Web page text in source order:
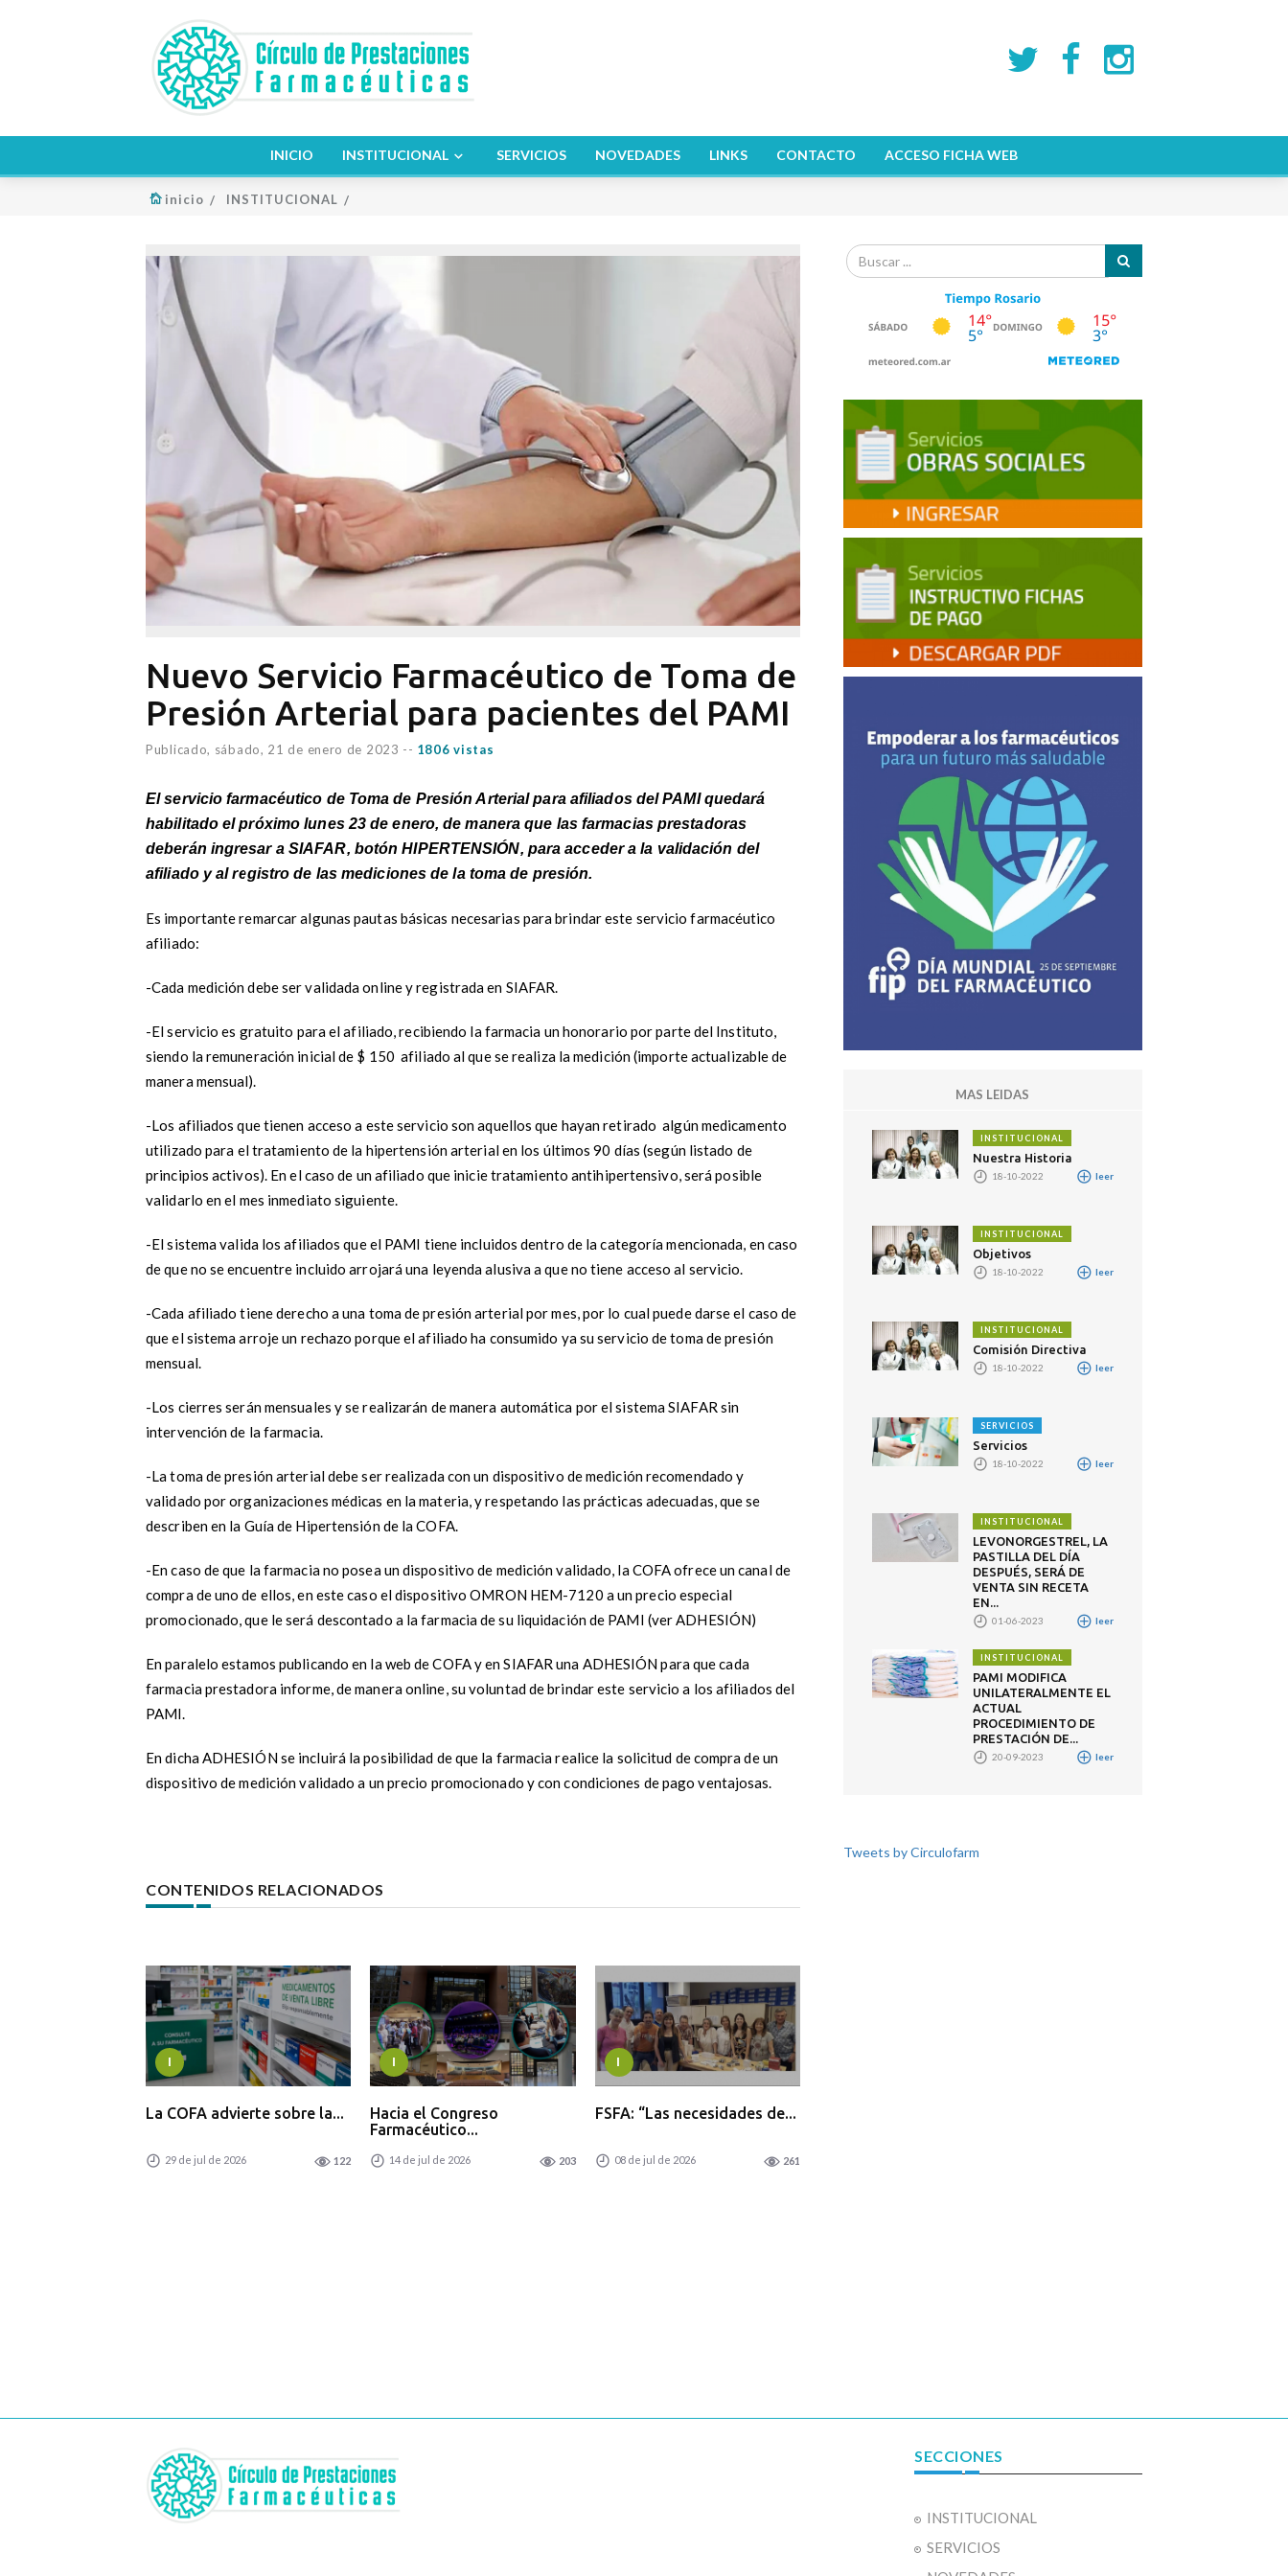
INICIO INSTITUCIONAL SERVICIOS NOVEDADES LINKS CONTACTO ACCESO FICHA WEB
inicio INSTITUCIONAL
Nuevo Servicio Farmacéutico de Toma de
Presión Arterial para pacientes del PAMI
Publicado, sábado, 21 de enero de 2023 -- 1806 vistas
El servicio farmacéutico de Toma de Presión Arterial para afiliados del PAMI quedará
habilitado el próximo lunes 23 de enero, de manera que las farmacias prestadoras
deberán ingresar a SIAFAR, botón HIPERTENSIÓN, para acceder a la validación del
afiliado y al registro de las mediciones de la toma de presión.
Es importante remarcar algunas pautas básicas necesarias para brindar este servicio farmacéutico
afiliado:
-Cada medición debe ser validada online y registrada en SIAFAR.
-El servicio es gratuito para el afiliado, recibiendo la farmacia un honorario por parte del Instituto,
siendo la remuneración inicial de $ 150 afiliado al que se realiza la medición (importe actualizable de
manera mensual).
-Los afiliados que tienen acceso a este servicio son aquellos que hayan retirado algún medicamento
utilizado para el tratamiento de la hipertensión arterial en los últimos 90 días (según listado de
principios activos). En el caso de un afiliado que inicie tratamiento antihipertensivo, será posible
validarlo en el mes inmediato siguiente.
-El sistema valida los afiliados que el PAMI tiene incluidos dentro de la categoría mencionada, en caso
de que no se encuentre incluido arrojará una leyenda alusiva a que no tiene acceso al servicio.
-Cada afiliado tiene derecho a una toma de presión arterial por mes, por lo cual puede darse el caso de
que el sistema arroje un rechazo porque el afiliado ha consumido ya su servicio de toma de presión
mensual.
-Los cierres serán mensuales y se realizarán de manera automática por el sistema SIAFAR sin
intervención de la farmacia.
-La toma de presión arterial debe ser realizada con un dispositivo de medición recomendado y
validado por organizaciones médicas en la materia, y respetando las prácticas adecuadas, que se
describen en la Guía de Hipertensión de la COFA.
-En caso de que la farmacia no posea un dispositivo de medición validado, la COFA ofrece un canal de
compra de uno de ellos, en este caso el dispositivo OMRON HEM-7120 a un precio especial
promocionado, que le será descontado a la farmacia de su liquidación de PAMI (ver ADHESIÓN)
En paralelo estamos publicando en la web de COFA y en SIAFAR una ADHESIÓN para que cada
farmacia prestadora informe, de manera online, su voluntad de brindar este servicio a los afiliados del
PAMI.
En dicha ADHESIÓN se incluirá la posibilidad de que la farmacia realice la solicitud de compra de un
dispositivo de medición validado a un precio promocionado y con condiciones de pago ventajosas.
CONTENIDOS RELACIONADOS
I
La COFA advierte sobre la...
29 de jul de 2026 122
I
Hacia el Congreso
Farmacéutico...
14 de jul de 2026 203
I
FSFA: “Las necesidades de...
08 de jul de 2026 261
MAS LEIDAS
INSTITUCIONAL
Nuestra Historia
18-10-2022 leer
INSTITUCIONAL
Objetivos
18-10-2022 leer
INSTITUCIONAL
Comisión Directiva
18-10-2022 leer
SERVICIOS
Servicios
18-10-2022 leer
INSTITUCIONAL
LEVONORGESTREL, LA
PASTILLA DEL DÍA
DESPUÉS, SERÁ DE
VENTA SIN RECETA
EN...
01-06-2023 leer
INSTITUCIONAL
PAMI MODIFICA
UNILATERALMENTE EL
ACTUAL
PROCEDIMIENTO DE
PRESTACIÓN DE...
20-09-2023 leer
Tweets by Circulofarm
SECCIONES
INSTITUCIONAL
SERVICIOS